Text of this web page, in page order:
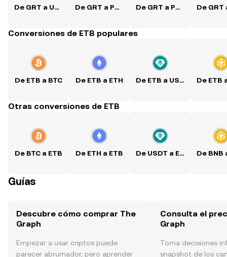
De GRT a USD De GRT a PKR De GRT a PHP
Conversiones de ETB populares
De ETB a BTC De ETB a ETH De ETB a USDT De ETB
Otras conversiones de ETB
De BTC a ETB De ETH a ETB De USDT a ETB De BNB
Guías
Descubre cómo comprar The
Graph
Empezar a usar criptos puede
parecer abrumador, pero aprender
Consulta el
Graph
Toma decisiones
snapshot de los